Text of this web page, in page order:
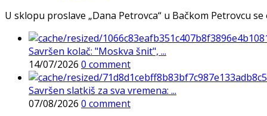
U sklopu proslave „Dana Petrovca“ u Bačkom Petrovcu
Savršen kolač: "Moskva šnit", ...
14/07/2026 0 comment
Savršen slatkiš za sva vremena: ...
07/08/2026 0 comment